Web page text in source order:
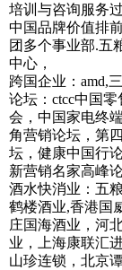
培训与咨询服务
中国品牌价值排
团多个事业部.五
中心，
跨国企业：amd,
论坛：ctcc中国
会，中国家电终
角营销论坛，第
坛，健康中国行
新营销名家高峰
酒水快消业：五
鹤楼酒业,香港国
庄国海酒业，河
业，上海康联汇
山珍连锁，北京